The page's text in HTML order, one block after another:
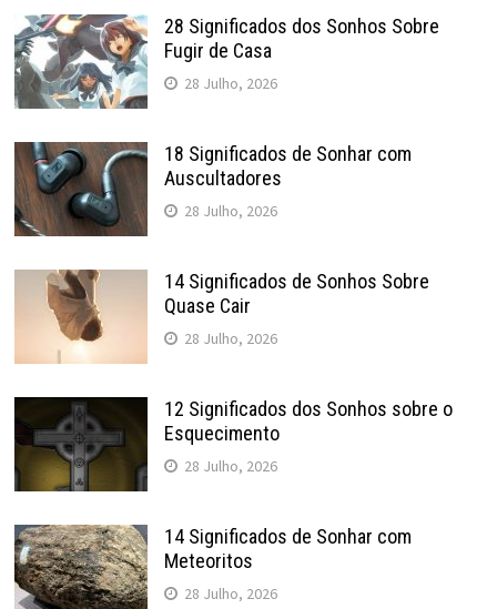
28 Significados dos Sonhos Sobre
Fugir de Casa
28 Julho, 2026
18 Significados de Sonhar com
Auscultadores
28 Julho, 2026
14 Significados de Sonhos Sobre
Quase Cair
28 Julho, 2026
12 Significados dos Sonhos sobre o
Esquecimento
28 Julho, 2026
14 Significados de Sonhar com
Meteoritos
28 Julho, 2026